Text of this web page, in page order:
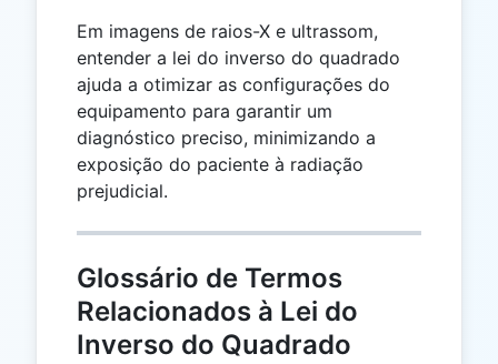
Em imagens de raios-X e ultrassom,
entender a lei do inverso do quadrado
ajuda a otimizar as configurações do
equipamento para garantir um
diagnóstico preciso, minimizando a
exposição do paciente à radiação
prejudicial.
Glossário de Termos
Relacionados à Lei do
Inverso do Quadrado